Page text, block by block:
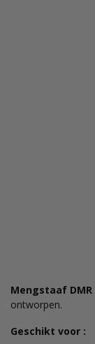
Mengstaaf DMR
ontworpen.
Geschikt voor :